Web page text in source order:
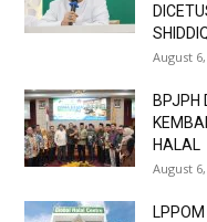
August
BPJPH
HALAL
August